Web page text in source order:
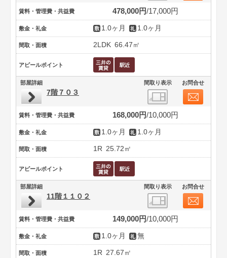
賃料・管理費・共益費 478,000円 17,000円
敷金・礼金 1.0ヶ月 1.0ヶ月
間取・面積 2LDK 66.47㎡
アピールポイント
部屋詳細 間取り表示 お問合せ
7階７０３
賃料・管理費・共益費 168,000円 10,000円
敷金・礼金 1.0ヶ月 1.0ヶ月
間取・面積 1R 25.72㎡
アピールポイント
部屋詳細 間取り表示 お問合せ
11階１１０２
賃料・管理費・共益費 149,000円 10,000円
敷金・礼金 1.0ヶ月 無
間取・面積 1R 27.67㎡